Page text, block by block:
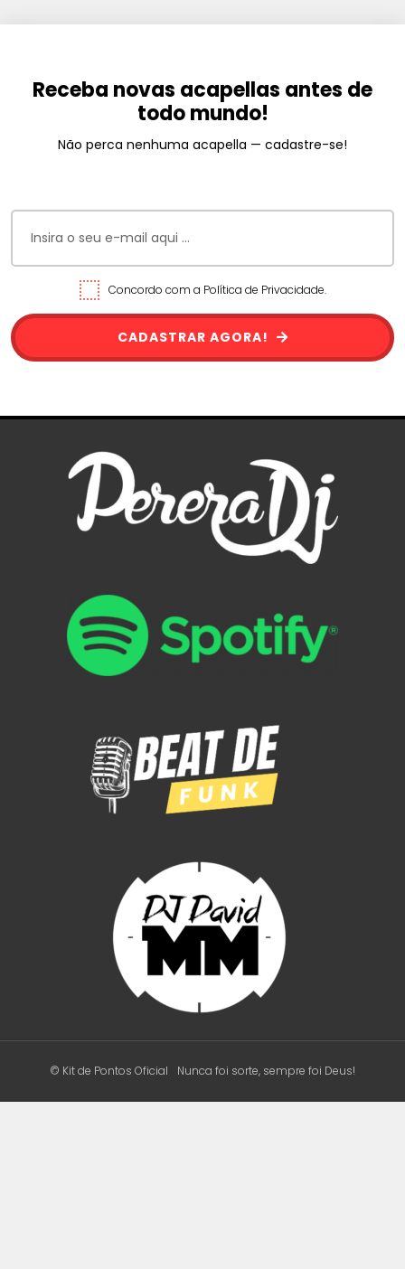
Receba novas acapellas antes de
todo mundo!
Não perca nenhuma acapella — cadastre-se!
Concordo com a Política de Privacidade.
CADASTRAR AGORA!
© Kit de Pontos Oficial Nunca foi sorte, sempre foi Deus!